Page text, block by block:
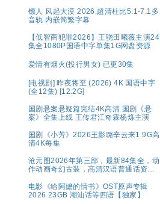
镖人 风起大漠 2026.超清杜比5.1-7.1多
音轨 内嵌简繁字幕
【低智商犯罪2026】王骁田曦薇主演24
集全1080P国语中字单集1G网盘资源
爱情有烟火(投行男女) 已更30集
[电视剧] 昨夜将至 (2026) 4K 国语中字
(全12集) [12.2G]
国剧悬案悬疑篇完结4K高清 国剧《悬
案》全集上线 王传君江奇霖杨烁主演
国剧《小芳》2026王影璐辛云来1.9G高
清4K每集
沧元图2026年第三部，最新84集全，动
作动画奇幻古装，高清汉语普通话资源
电影《给阿嬷的情书》OST原声专辑
2026 23GB 潮汕话等四语【独家】